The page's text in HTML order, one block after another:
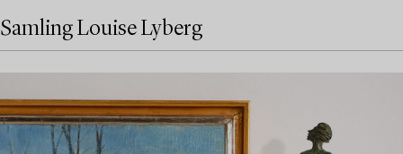
Samling Louise Lyberg